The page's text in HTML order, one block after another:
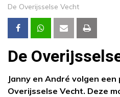
De Overijsselse Vecht
De
Janny en André volgen
Overijsselse Vecht. Deze